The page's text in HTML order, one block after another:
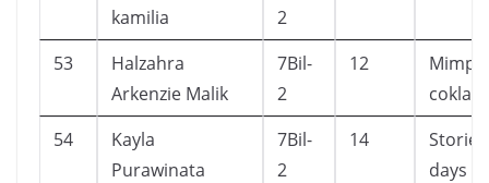
kamilia
2
53
Halzahra
Arkenzie Malik
7Bil-
2
12
Mimpi
coklat
54
Kayla
Purawinata
7Bil-
2
14
days